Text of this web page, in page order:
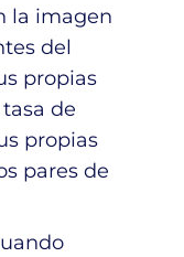
la imagen
del
propias
de
propias
pares de